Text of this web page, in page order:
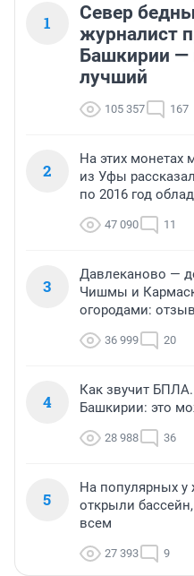
1
Север
журналист
Башкирии —
лучший
105 357 167
2
На этих монетах
из Уфы
по 2016 год
47 090 11
3
Давлеканово —
Чишмы и
огородами:
36 999 20
4
Как звучит
Башкирии: это
28 988 36
5
На популярных у
открыли
всем
27 393 9